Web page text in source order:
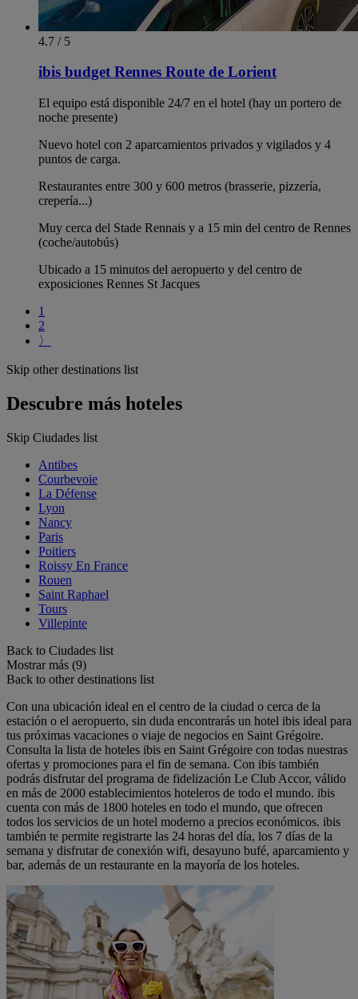
4.7 / 5
ibis budget Rennes Route de Lorient
El equipo está disponible 24/7 en el hotel (hay un portero de
noche presente)
Nuevo hotel con 2 aparcamientos privados y vigilados y 4
puntos de carga.
Restaurantes entre 300 y 600 metros (brasserie, pizzería,
crepería...)
Muy cerca del Stade Rennais y a 15 min del centro de Rennes
(coche/autobús)
Ubicado a 15 minutos del aeropuerto y del centro de
exposiciones Rennes St Jacques
1
2
〉
Skip other destinations list
Descubre más hoteles
Skip Ciudades list
Antibes
Courbevoie
La Défense
Lyon
Nancy
Paris
Poitiers
Roissy En France
Rouen
Saint Raphael
Tours
Villepinte
Back to Ciudades list
Mostrar más (9)
Back to other destinations list
Con una ubicación ideal en el centro de la ciudad o cerca de la
estación o el aeropuerto, sin duda encontrarás un hotel ibis ideal para
tus próximas vacaciones o viaje de negocios en Saint Grégoire.
Consulta la lista de hoteles ibis en Saint Grégoire con todas nuestras
ofertas y promociones para el fin de semana. Con ibis también
podrás disfrutar del programa de fidelización Le Club Accor, válido
en más de 2000 establecimientos hoteleros de todo el mundo. ibis
cuenta con más de 1800 hoteles en todo el mundo, que ofrecen
todos los servicios de un hotel moderno a precios económicos. ibis
también te permite registrarte las 24 horas del día, los 7 días de la
semana y disfrutar de conexión wifi, desayuno bufé, aparcamiento y
bar, además de un restaurante en la mayoría de los hoteles.